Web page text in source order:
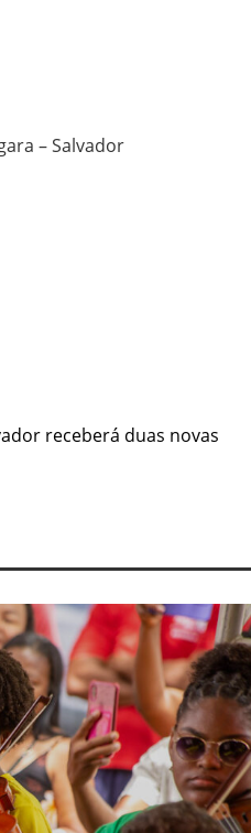
– Salvador
receberá duas novas